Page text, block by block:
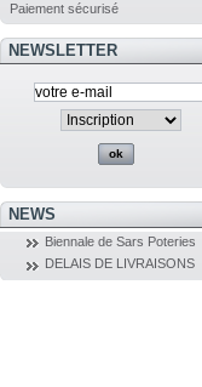
Paiement sécurisé
NEWSLETTER
NEWS
Biennale de Sars Poteries
DELAIS DE LIVRAISONS